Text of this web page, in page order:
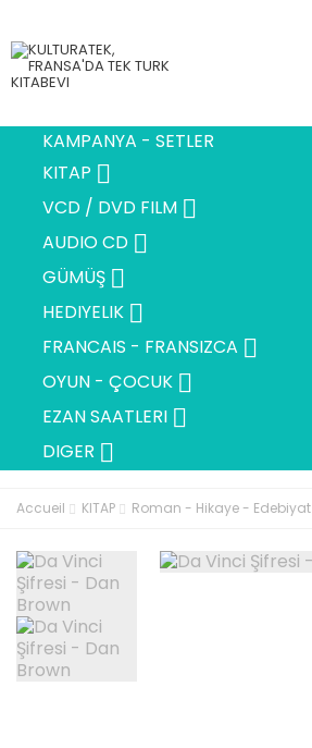
KAMPANYA - SETLER
KITAP 
VCD / DVD FILM 
AUDIO CD 
GÜMÜŞ 
HEDIYELIK 
FRANCAIS - FRANSIZCA 
OYUN - ÇOCUK 
EZAN SAATLERI 
DIGER 
Accueil KITAP Roman - Hikaye - Edebiyat